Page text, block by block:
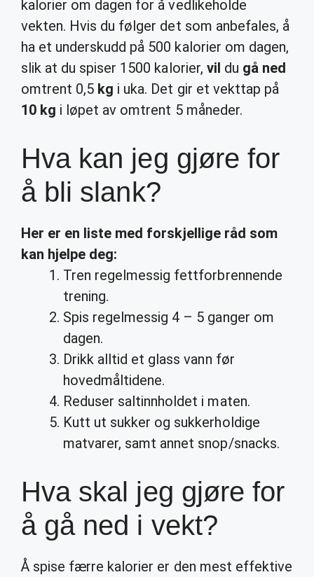
kalorier om dagen for å vedlikeholde
vekten. Hvis du følger det som anbefales, å
ha et underskudd på 500 kalorier om dagen,
slik at du spiser 1500 kalorier, vil du gå ned
omtrent 0,5 kg i uka. Det gir et vekttap på
10 kg i løpet av omtrent 5 måneder.
Hva kan jeg gjøre for
å bli slank?
Her er en liste med forskjellige råd som
kan hjelpe deg:
Tren regelmessig fettforbrennende
trening.
Spis regelmessig 4 – 5 ganger om
dagen.
Drikk alltid et glass vann før
hovedmåltidene.
Reduser saltinnholdet i maten.
Kutt ut sukker og sukkerholdige
matvarer, samt annet snop/snacks.
Hva skal jeg gjøre for
å gå ned i vekt?
Å spise færre kalorier er den mest effektive